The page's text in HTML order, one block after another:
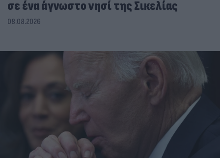
σε ένα άγνωστο νησί της Σικελίας
08.08.2026